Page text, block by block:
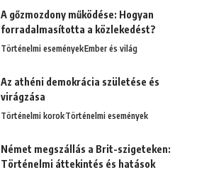
A gőzmozdony működése: Hogyan
forradalmasította a közlekedést?
Történelmi eseményekEmber és világ
Az athéni demokrácia születése és
virágzása
Történelmi korokTörténelmi események
Német megszállás a Brit-szigeteken:
Történelmi áttekintés és hatások